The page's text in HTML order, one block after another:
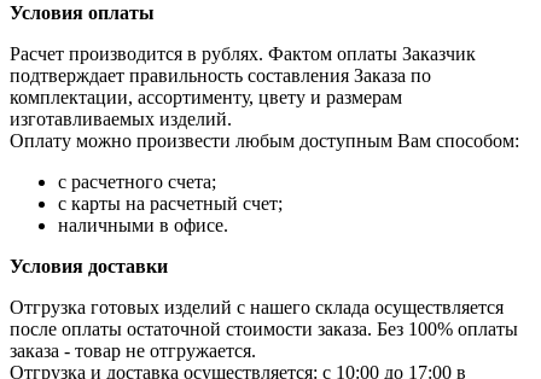
Условия оплаты
Расчет производится в рублях. Фактом оплаты Заказчик
подтверждает правильность составления Заказа по
комплектации, ассортименту, цвету и размерам
изготавливаемых изделий.
Оплату можно произвести любым доступным Вам способом:
с расчетного счета;
с карты на расчетный счет;
наличными в офисе.
Условия доставки
Отгрузка готовых изделий с нашего склада осуществляется
после оплаты остаточной стоимости заказа. Без 100% оплаты
заказа - товар не отгружается.
Отгрузка и доставка осуществляется: с 10:00 до 17:00 в